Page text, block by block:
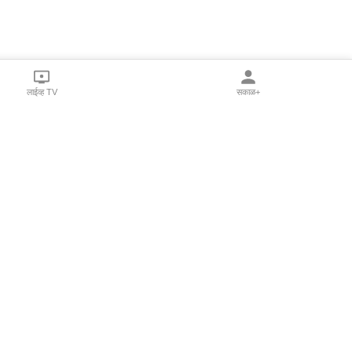
लाईव्ह TV सकाळ+